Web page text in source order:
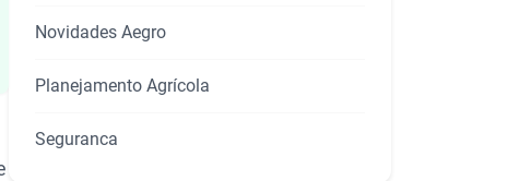
Novidades Aegro
Planejamento Agrícola
Seguranca